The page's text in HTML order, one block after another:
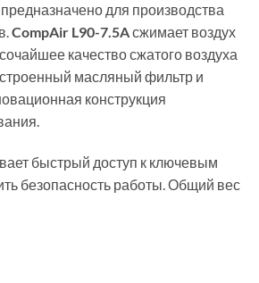
для производства
CompAir L90-7.5Aсжимает воздух
качество сжатого воздуха
масляный фильтр и
конструкция
быстрый доступ к ключевым
безопасность работы. Общий вес